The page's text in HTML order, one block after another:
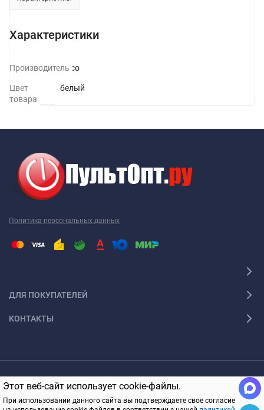
Этот веб-сайт использует cookie-файлы.
При использовании данного сайта вы подтверждаете свое согласие
В КОРЗИНУ
Характеристики
ПроизводительHoco
Цвет
товара
белый
Политика персональных данных
ДЛЯ ПОКУПАТЕЛЕЙ
КОНТАКТЫ
© 2005-2026 ПультОпт.ру Все права защищены